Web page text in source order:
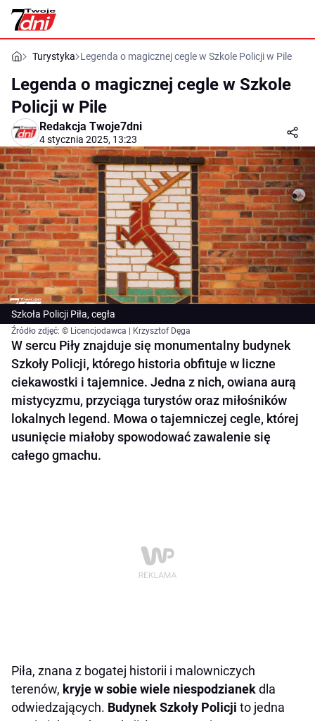
Turystyka Legenda o magicznej cegle w Szkole Policji w Pile
Legenda o magicznej cegle w Szkole
Policji w Pile
Redakcja Twoje7dni
4 stycznia 2025, 13:23
Szkoła Policji Piła, cegła
Źródło zdjęć: © Licencjodawca | Krzysztof Dęga
W sercu Piły znajduje się monumentalny budynek
Szkoły Policji, którego historia obfituje w liczne
ciekawostki i tajemnice. Jedna z nich, owiana aurą
mistycyzmu, przyciąga turystów oraz miłośników
lokalnych legend. Mowa o tajemniczej cegle, której
usunięcie miałoby spowodować zawalenie się
całego gmachu.
Piła, znana z bogatej historii i malowniczych
terenów, kryje w sobie wiele niespodzianekdla
odwiedzających. Budynek Szkoły Policji to jedna